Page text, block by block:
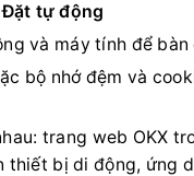
Đặt tự động
và máy tính để bàn
bộ nhớ đệm và
trang web OKX
bị di động, ứng